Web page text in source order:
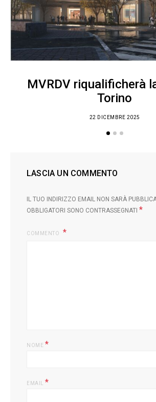
MVRDV riqualificherà
Torino
22 DICEMBRE 2025
LASCIA UN COMMENTO
IL TUO INDIRIZZO EMAIL NON SARÀ
OBBLIGATORI SONO CONTRASSEGNATI *
COMMENTO
NOME *
EMAIL *